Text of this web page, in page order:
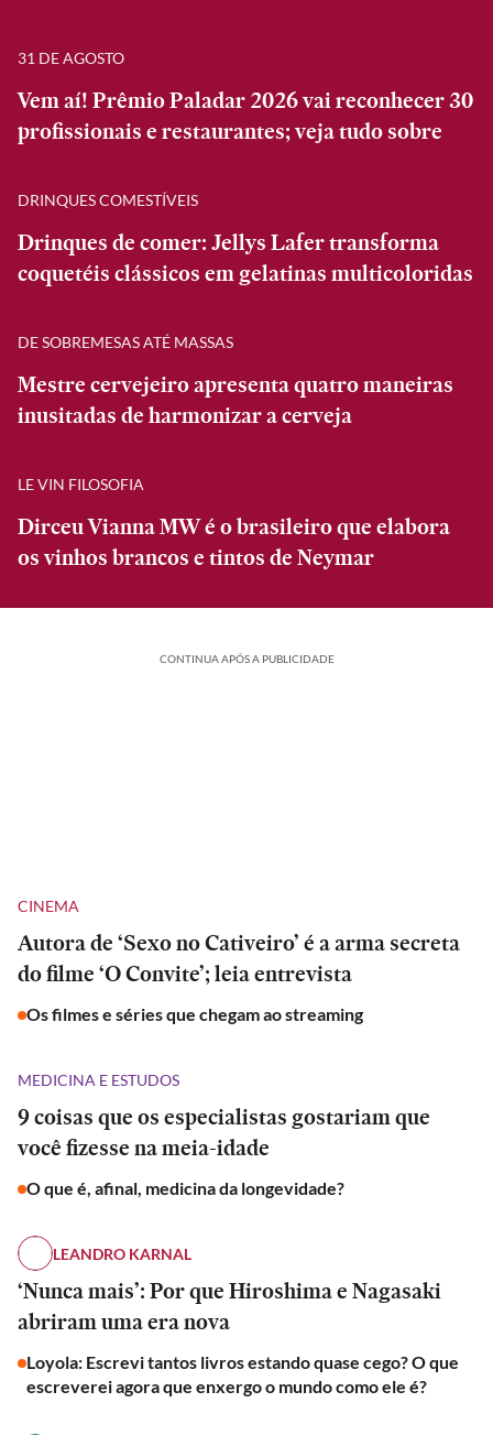
31 DE AGOSTO
Vem aí! Prêmio Paladar 2026 vai reconhecer 30
profissionais e restaurantes; veja tudo sobre
DRINQUES COMESTÍVEIS
Drinques de comer: Jellys Lafer transforma
coquetéis clássicos em gelatinas multicoloridas
DE SOBREMESAS ATÉ MASSAS
Mestre cervejeiro apresenta quatro maneiras
inusitadas de harmonizar a cerveja
LE VIN FILOSOFIA
Dirceu Vianna MW é o brasileiro que elabora
os vinhos brancos e tintos de Neymar
CONTINUA APÓS A PUBLICIDADE
CINEMA
Autora de ‘Sexo no Cativeiro’ é a arma secreta
do filme ‘O Convite’; leia entrevista
Os filmes e séries que chegam ao streaming
MEDICINA E ESTUDOS
9 coisas que os especialistas gostariam que
você fizesse na meia-idade
O que é, afinal, medicina da longevidade?
LEANDRO KARNAL
‘Nunca mais’: Por que Hiroshima e Nagasaki
abriram uma era nova
Loyola: Escrevi tantos livros estando quase cego? O que
escreverei agora que enxergo o mundo como ele é?